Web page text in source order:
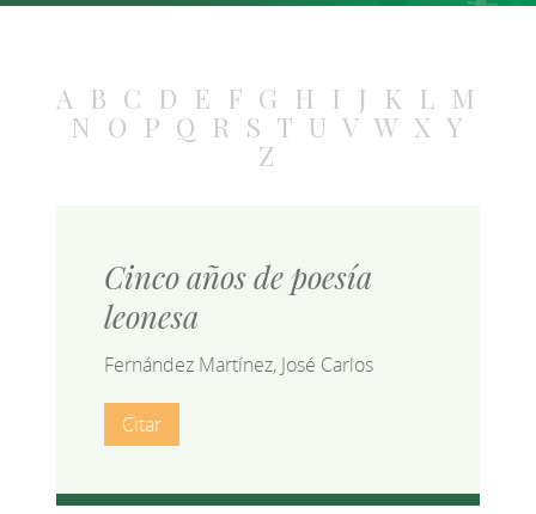
A B C D E F G H I J K L M
N O P Q R S T U V W X Y
Z
Cinco años de poesía
leonesa
Fernández Martínez, José Carlos
Citar